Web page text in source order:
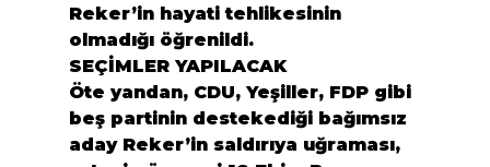
Reker’in hayati tehlikesinin
olmadığı öğrenildi.
SEÇİMLER YAPILACAK
Öte yandan, CDU, Yeşiller, FDP gibi
beş partinin destekediği bağımsız
aday Reker’in saldırıya uğraması,